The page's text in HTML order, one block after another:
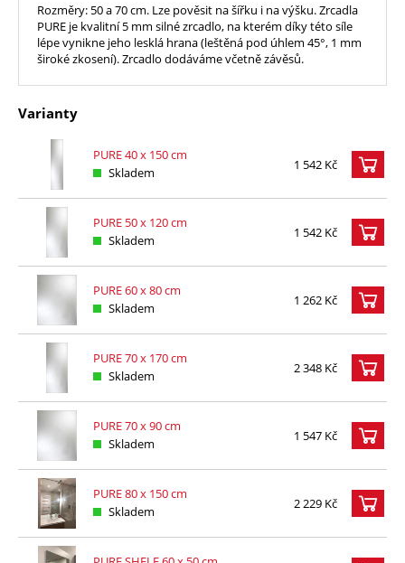
Rozměry: 50 a 70 cm. Lze pověsit na šířku i na výšku. Zrcadla
PURE je kvalitní 5 mm silné zrcadlo, na kterém díky této síle
lépe vynikne jeho lesklá hrana (leštěná pod úhlem 45°, 1 mm
široké zkosení). Zrcadlo dodáváme včetně závěsů.
Varianty
PURE 40 x 150 cm
Skladem
1 542 Kč
PURE 50 x 120 cm
Skladem
1 542 Kč
PURE 60 x 80 cm
Skladem
1 262 Kč
PURE 70 x 170 cm
Skladem
2 348 Kč
PURE 70 x 90 cm
Skladem
1 547 Kč
PURE 80 x 150 cm
Skladem
2 229 Kč